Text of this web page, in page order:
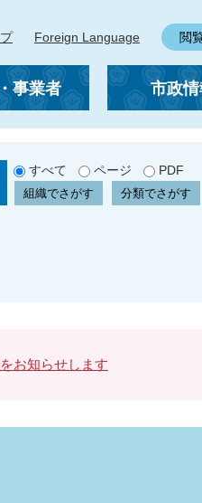
Foreign Language 閲
事業者 市政情
すべて ページ PDF
組織でさがす 分類でさがす
お知らせします